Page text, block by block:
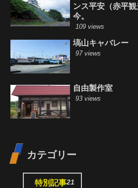
ンス平安（赤平
今。
109 views
塙山キャバレー
97 views
自由製作室
93 views
カテゴリー
特別記事21